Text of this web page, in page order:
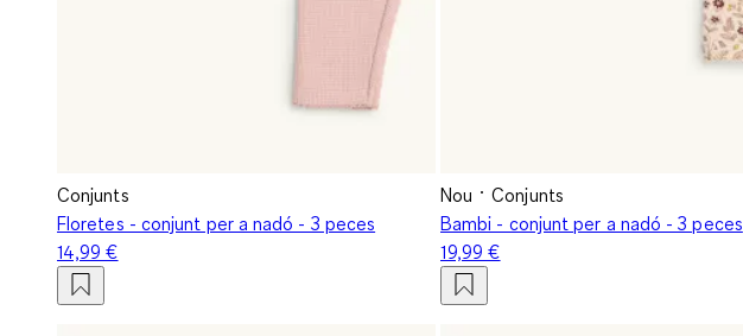
Conjunts
Floretes - conjunt per a nadó - 3 peces
14,99 €
Nou
Conjunts
Bambi - conjunt per a nadó - 3 peces
19,99 €